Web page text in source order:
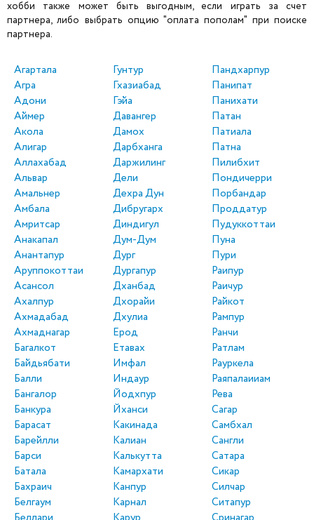
хобби также может быть выгодным, если играть за счет
партнера, либо выбрать опцию "оплата пополам" при поиске
партнера.
Агартала
Агра
Адони
Аймер
Акола
Алигар
Аллахабад
Альвар
Амальнер
Амбала
Амритсар
Анакапал
Анантапур
Аруппокоттаи
Асансол
Ахалпур
Ахмадабад
Ахмаднагар
Багалкот
Байдьябати
Балли
Бангалор
Банкура
Барасат
Барейлли
Барси
Батала
Бахраич
Белгаум
Гунтур
Гхазиабад
Гэйа
Давангер
Дамох
Дарбханга
Даржилинг
Дели
Дехра Дун
Дибругарх
Диндигул
Дум-Дум
Дург
Дургапур
Дханбад
Дхорайи
Дхулиа
Ерод
Етавах
Имфал
Индаур
Йодхпур
Йханси
Какинада
Калиан
Калькутта
Камархати
Канпур
Карнал
Пандхарпур
Панипат
Панихати
Патан
Патиала
Патна
Пилибхит
Пондичерри
Порбандар
Проддатур
Пудуккоттаи
Пуна
Пури
Раипур
Раичур
Райкот
Рампур
Ранчи
Ратлам
Рауркела
Раяпалаииам
Рева
Сагар
Самбхал
Сангли
Сатара
Сикар
Силчар
Ситапур